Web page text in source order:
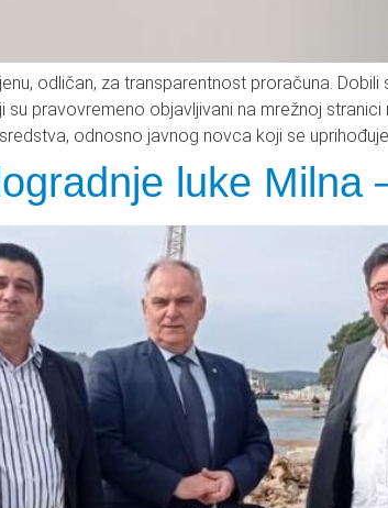
odličan, za transparentnost proračuna.
pravovremeno objavljivani na mrežnoj
odnosno javnog novca koji se
luke Milna